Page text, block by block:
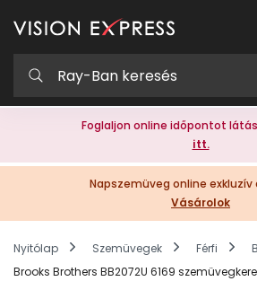
Foglaljon online időpontot
itt.
Napszemüveg online exkluzív
Vásárolok
Nyitólap Szemüvegek Férfi
Brooks Brothers BB2072U 6169